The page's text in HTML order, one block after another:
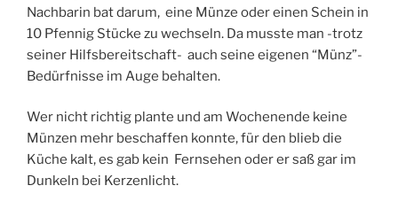
Nachbarin bat darum, eine Münze oder einen Schein in
10 Pfennig Stücke zu wechseln. Da musste man -trotz
seiner Hilfsbereitschaft- auch seine eigenen “Münz”-
Bedürfnisse im Auge behalten.
Wer nicht richtig plante und am Wochenende keine
Münzen mehr beschaffen konnte, für den blieb die
Küche kalt, es gab kein Fernsehen oder er saß gar im
Dunkeln bei Kerzenlicht.